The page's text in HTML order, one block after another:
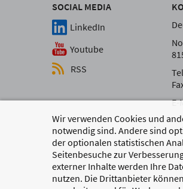
Wir verwenden Cookies und
notwendig sind. Andere sind
der optionalen statistischen
Seitenbesuche zur
externer Inhalte werden Ihre
nutzen. Die Drittanbieter
SOCIAL MEDIA
LinkedIn
Youtube
RSS
E-